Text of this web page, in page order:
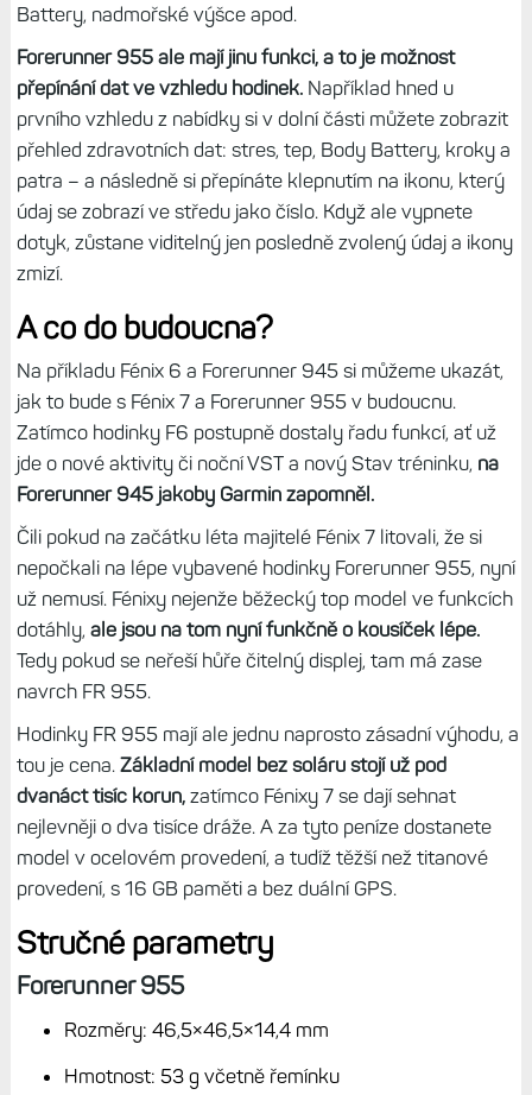
Battery, nadmořské výšce apod.
Forerunner 955 ale mají jinu funkci, a to je možnost
přepínání dat ve vzhledu hodinek.Například hned u
prvního vzhledu z nabídky si v dolní části můžete zobrazit
přehled zdravotních dat: stres, tep, Body Battery, kroky a
patra – a následně si přepínáte klepnutím na ikonu, který
údaj se zobrazí ve středu jako číslo. Když ale vypnete
dotyk, zůstane viditelný jen posledně zvolený údaj a ikony
zmizí.
A co do budoucna?
Na příkladu Fénix 6 a Forerunner 945 si můžeme ukazát,
jak to bude s Fénix 7 a Forerunner 955 v budoucnu.
Zatímco hodinky F6 postupně dostaly řadu funkcí, ať už
jde o nové aktivity či noční VST a nový Stav tréninku, na
Forerunner 945 jakoby Garmin zapomněl.
Čili pokud na začátku léta majitelé Fénix 7 litovali, že si
nepočkali na lépe vybavené hodinky Forerunner 955, nyní
už nemusí. Fénixy nejenže běžecký top model ve funkcích
dotáhly, ale jsou na tom nyní funkčně o kousíček lépe.
Tedy pokud se neřeší hůře čitelný displej, tam má zase
navrch FR 955.
Hodinky FR 955 mají ale jednu naprosto zásadní výhodu, a
tou je cena. Základní model bez soláru stojí už pod
dvanáct tisíc korun,zatímco Fénixy 7 se dají sehnat
nejlevněji o dva tisíce dráže. A za tyto peníze dostanete
model v ocelovém provedení, a tudíž těžší než titanové
provedení, s 16 GB paměti a bez duální GPS.
Stručné parametry
Forerunner 955
Rozměry: 46,5×46,5×14,4 mm
Hmotnost: 53 g včetně řemínku